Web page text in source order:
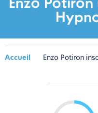
Enzo
Accueil Enzo Potiron